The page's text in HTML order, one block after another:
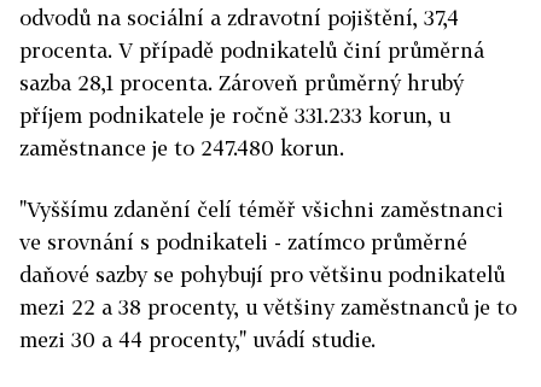
odvodů na sociální a zdravotní pojištění, 37,4
procenta. V případě podnikatelů činí průměrná
sazba 28,1 procenta. Zároveň průměrný hrubý
příjem podnikatele je ročně 331.233 korun, u
zaměstnance je to 247.480 korun.
"Vyššímu zdanění čelí téměř všichni zaměstnanci
ve srovnání s podnikateli - zatímco průměrné
daňové sazby se pohybují pro většinu podnikatelů
mezi 22 a 38 procenty, u většiny zaměstnanců je to
mezi 30 a 44 procenty," uvádí studie.